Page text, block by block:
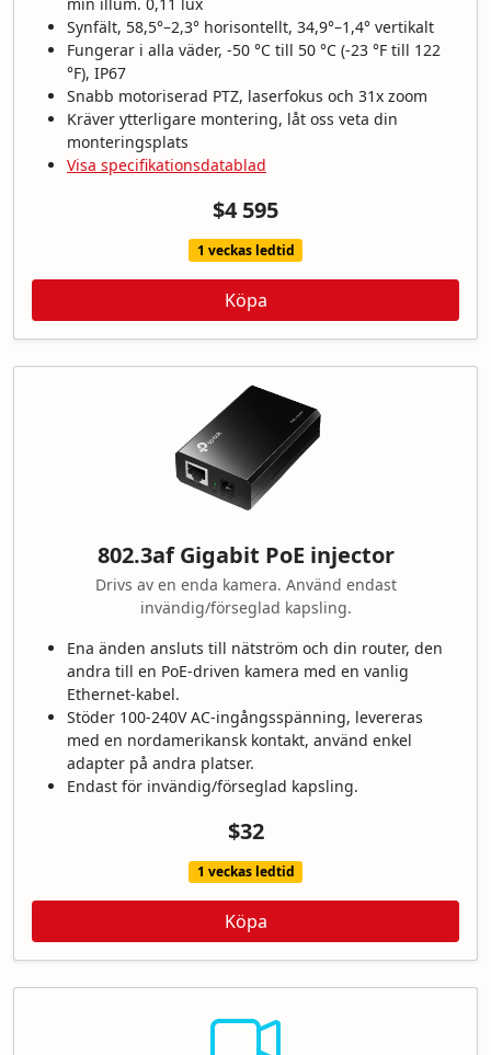
Synfält, 58,5°–2,3° horisontellt, 34,9°–1,4° vertikalt
Fungerar i alla väder, -50 °C till 50 °C (-23 °F till 122
°F), IP67
Snabb motoriserad PTZ, laserfokus och 31x zoom
Kräver ytterligare montering, låt oss veta din
monteringsplats
Visa specifikationsdatablad
$4 595
1 veckas ledtid
Köpa
802.3af Gigabit PoE injector
Drivs av en enda kamera. Använd endast
invändig/förseglad kapsling.
Ena änden ansluts till nätström och din router, den
andra till en PoE-driven kamera med en vanlig
Ethernet-kabel.
Stöder 100-240V AC-ingångsspänning, levereras
med en nordamerikansk kontakt, använd enkel
adapter på andra platser.
Endast för invändig/förseglad kapsling.
$32
1 veckas ledtid
Köpa